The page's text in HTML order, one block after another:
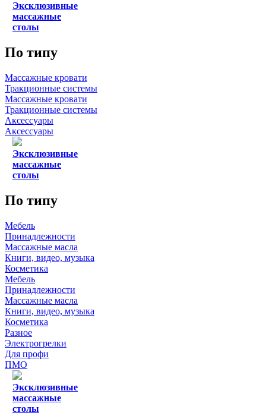
Эксклюзивные
массажные
столы
По типу
Массажные кровати
Тракционные системы
Массажные кровати
Тракционные системы
Аксессуары
Аксессуары
Эксклюзивные
массажные
столы
По типу
Мебель
Принадлежности
Массажные масла
Книги, видео, музыка
Косметика
Мебель
Принадлежности
Массажные масла
Книги, видео, музыка
Косметика
Разное
Электрогрелки
Для профи
ПМО
Эксклюзивные
массажные
столы